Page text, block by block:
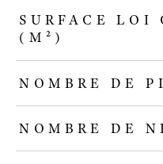
SURFACE LOI
(M²)
NOMBRE DE
NOMBRE DE